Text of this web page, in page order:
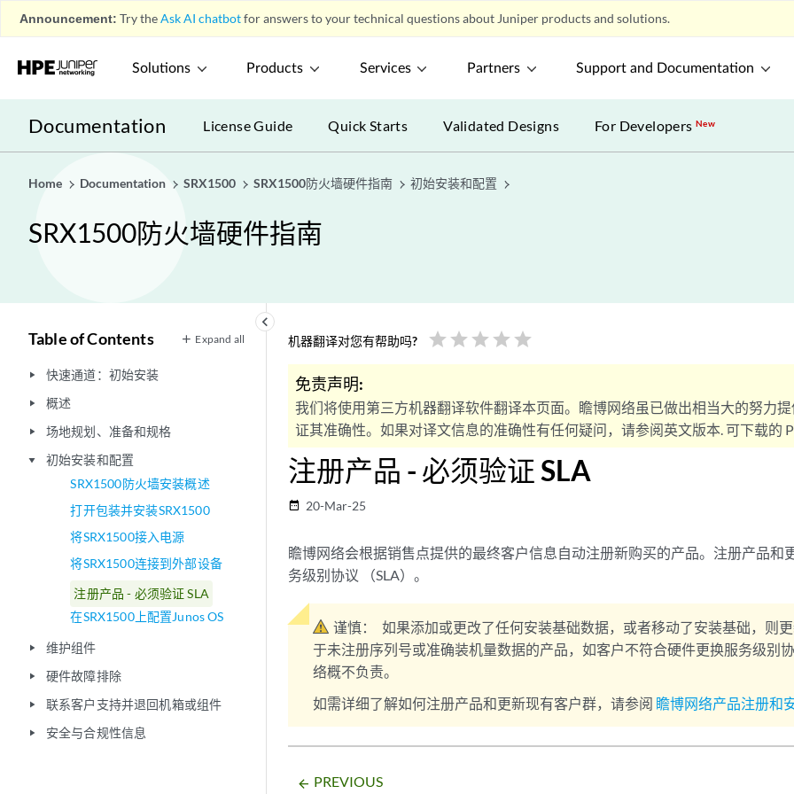
Announcement: Try theAsk AI chatbotfor answers to your technical questions about Juniper products and solutions.
Solutions Products Services Partners Support and Documentation
Documentation License Guide Quick Starts Validated Designs For DevelopersNew
Home Documentation SRX1500 SRX1500防火墙硬件指南 初始安装和配置
SRX1500防火墙硬件指南
keyboard_arrow_left
Table of Contents Expand all
play_arrow 快速通道：初始安装
play_arrow 概述
play_arrow 场地规划、准备和规格
play_arrow
初始安装和配置
SRX1500防火墙安装概述
打开包装并安装SRX1500
将SRX1500接入电源
将SRX1500连接到外部设备
注册产品 - 必须验证 SLA
在SRX1500上配置Junos OS
play_arrow 维护组件
play_arrow 硬件故障排除
play_arrow 联系客户支持并退回机箱或组件
play_arrow 安全与合规性信息
机器翻译对您有帮助吗? star star star star star
免责声明:
我们将使用第三方机器翻译软件翻译本页面。瞻博网络虽已做出相当大的努力
证其准确性。如果对译文信息的准确性有任何疑问，请参阅英文版本. 可下载的
注册产品 - 必须验证 SLA
date_range 20-Mar-25
瞻博网络会根据销售点提供的最终客户信息自动注册新购买的产品。注册产品和
务级别协议 （SLA）。
谨慎：
如果添加或更改了任何安装基础数据，或者移动了安装基础，则
于未注册序列号或准确装机量数据的产品，如客户不符合硬件更换服务级别
络概不负责。
如需详细了解如何注册产品和更新现有客户群，请参阅 瞻博网络产品注册和
arrow_backward PREVIOUS